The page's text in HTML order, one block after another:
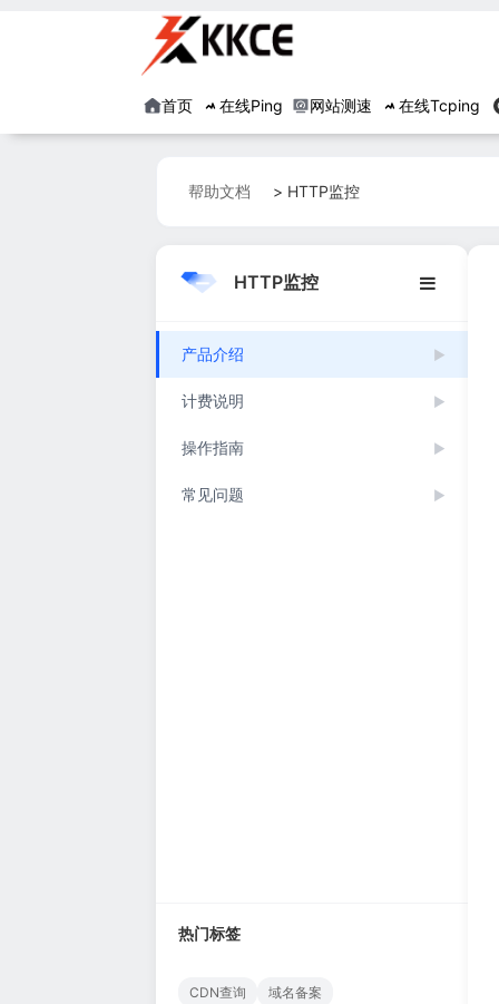
首页 在线Ping 网站测速 在线Tcping
帮助文档 > HTTP监控
HTTP监控
产品介绍 ▶
计费说明 ▶
操作指南 ▶
常见问题 ▶
热门标签
CDN查询 域名备案